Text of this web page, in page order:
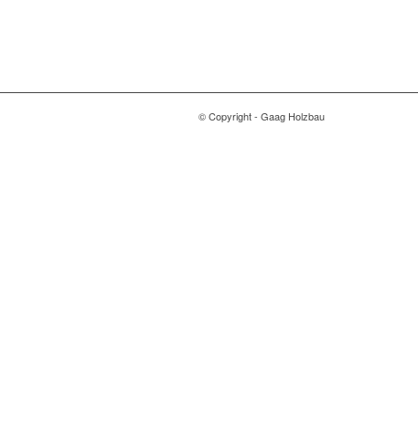
© Copyright - Gaag Holzbau